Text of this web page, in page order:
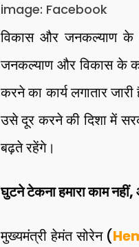
image: Facebook
विकास और जनकल्याण के
जनकल्याण और विकास के
करने का कार्य लगातार
उसे दूर करने की दिशा में
बढ़ते रहेंगे।
घुटने टेकना हमारा काम नहीं,
मुख्यमंत्री हेमंत सोरेन (